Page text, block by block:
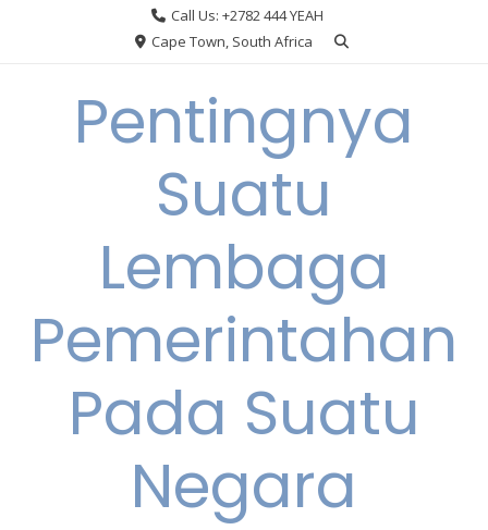
Call Us: +2782 444 YEAH
Cape Town, South Africa
Pentingnya
Suatu
Lembaga
Pemerintahan
Pada Suatu
Negara